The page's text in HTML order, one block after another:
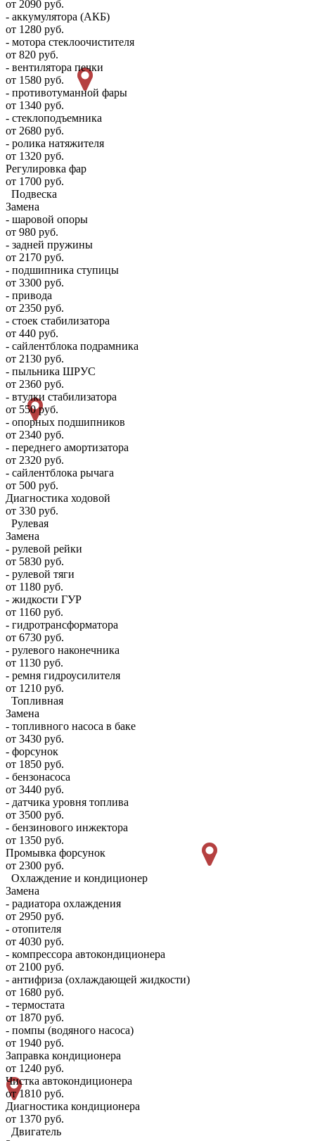
от 2090 руб.
- аккумулятора (АКБ)
от 1280 руб.
- мотора стеклоочистителя
от 820 руб.
- вентилятора печки
от 1580 руб.
- противотуманной фары
от 1340 руб.
- стеклоподъемника
от 2680 руб.
- ролика натяжителя
от 1320 руб.
Регулировка фар
от 1700 руб.
Подвеска
Замена
- шаровой опоры
от 980 руб.
- задней пружины
от 2170 руб.
- подшипника ступицы
от 3300 руб.
- привода
от 2350 руб.
- стоек стабилизатора
от 440 руб.
- сайлентблока подрамника
от 2130 руб.
- пыльника ШРУС
от 2360 руб.
- втулки стабилизатора
от 550 руб.
- опорных подшипников
от 2340 руб.
- переднего амортизатора
от 2320 руб.
- сайлентблока рычага
от 500 руб.
Диагностика ходовой
от 330 руб.
Рулевая
Замена
- рулевой рейки
от 5830 руб.
- рулевой тяги
от 1180 руб.
- жидкости ГУР
от 1160 руб.
- гидротрансформатора
от 6730 руб.
- рулевого наконечника
от 1130 руб.
- ремня гидроусилителя
от 1210 руб.
Топливная
Замена
- топливного насоса в баке
от 3430 руб.
- форсунок
от 1850 руб.
- бензонасоса
от 3440 руб.
- датчика уровня топлива
от 3500 руб.
- бензинового инжектора
от 1350 руб.
Промывка форсунок
от 2300 руб.
Охлаждение и кондиционер
Замена
- радиатора охлаждения
от 2950 руб.
- отопителя
от 4030 руб.
- компрессора автокондиционера
от 2100 руб.
- антифриза (охлаждающей жидкости)
от 1680 руб.
- термостата
от 1870 руб.
- помпы (водяного насоса)
от 1940 руб.
Заправка кондиционера
от 1240 руб.
Чистка автокондиционера
от 1810 руб.
Диагностика кондиционера
от 1370 руб.
Двигатель